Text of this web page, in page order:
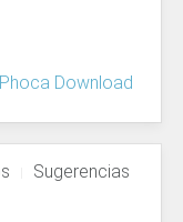
Phoca Download
Sugerencias